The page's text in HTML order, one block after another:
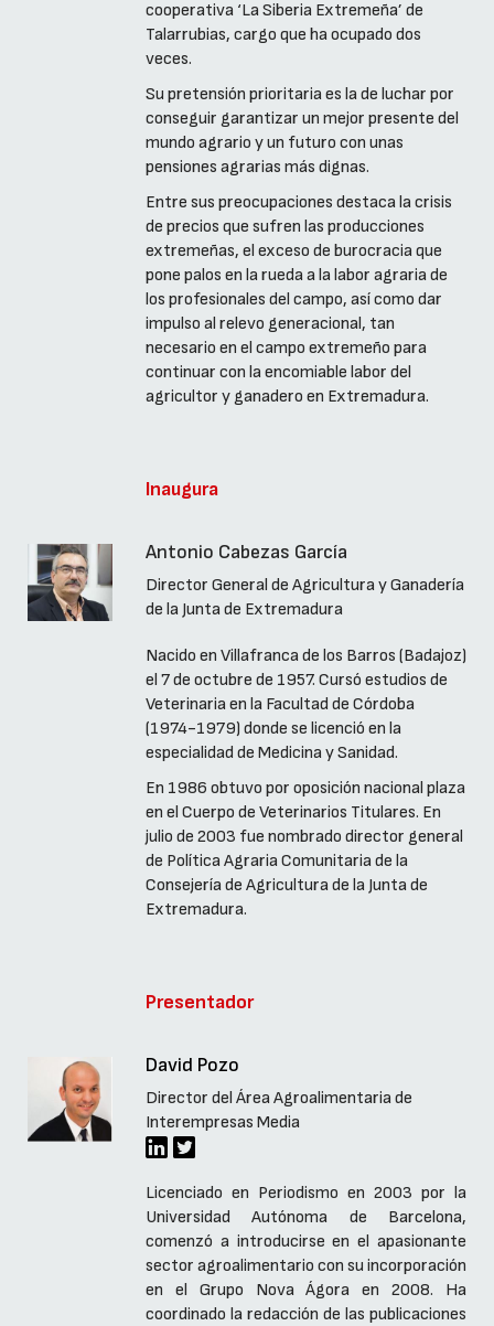
cooperativa ‘La Siberia Extremeña’ de
Talarrubias, cargo que ha ocupado dos
veces.
Su pretensión prioritaria es la de luchar por
conseguir garantizar un mejor presente del
mundo agrario y un futuro con unas
pensiones agrarias más dignas.
Entre sus preocupaciones destaca la crisis
de precios que sufren las producciones
extremeñas, el exceso de burocracia que
pone palos en la rueda a la labor agraria de
los profesionales del campo, así como dar
impulso al relevo generacional, tan
necesario en el campo extremeño para
continuar con la encomiable labor del
agricultor y ganadero en Extremadura.
Inaugura
Antonio Cabezas García
Director General de Agricultura y Ganadería
de la Junta de Extremadura
Nacido en Villafranca de los Barros (Badajoz)
el 7 de octubre de 1957. Cursó estudios de
Veterinaria en la Facultad de Córdoba
(1974-1979) donde se licenció en la
especialidad de Medicina y Sanidad.
En 1986 obtuvo por oposición nacional plaza
en el Cuerpo de Veterinarios Titulares. En
julio de 2003 fue nombrado director general
de Política Agraria Comunitaria de la
Consejería de Agricultura de la Junta de
Extremadura.
Presentador
David Pozo
Director del Área Agroalimentaria de
Interempresas Media
Licenciado en Periodismo en 2003 por la
Universidad Autónoma de Barcelona,
comenzó a introducirse en el apasionante
sector agroalimentario con su incorporación
en el Grupo Nova Ágora en 2008. Ha
coordinado la redacción de las publicaciones